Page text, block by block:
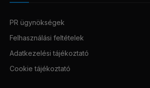
PR ügynökségek
Felhasználási feltételek
Adatkezelési tájékoztató
Cookie tájékoztató